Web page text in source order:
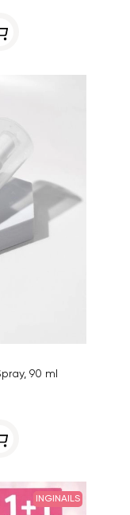
90 ml
INGINAILS